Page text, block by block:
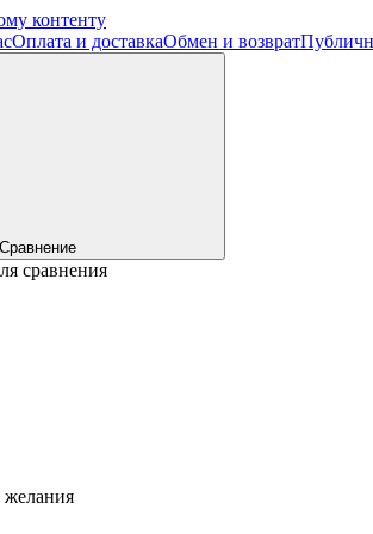
контенту
Оплата и доставкаОбмен и возврат
Сравнение
сравнения
желания